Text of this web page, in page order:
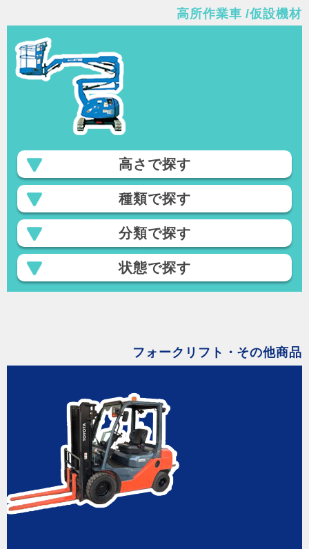
高所作業車 /仮設機材
高さで探す
種類で探す
分類で探す
状態で探す
フォークリフト・その他商品